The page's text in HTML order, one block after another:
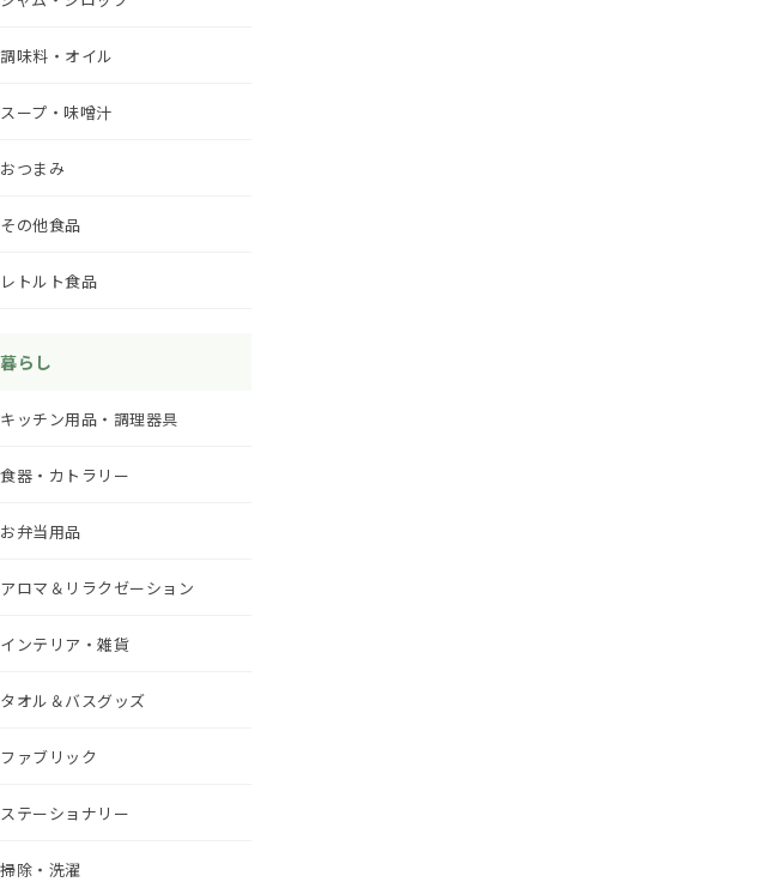
調味料・オイル
スープ・味噌汁
おつまみ
その他食品
レトルト食品
暮らし
キッチン用品・調理器具
食器・カトラリー
お弁当用品
アロマ＆リラクゼーション
インテリア・雑貨
タオル＆バスグッズ
ファブリック
ステーショナリー
掃除・洗濯